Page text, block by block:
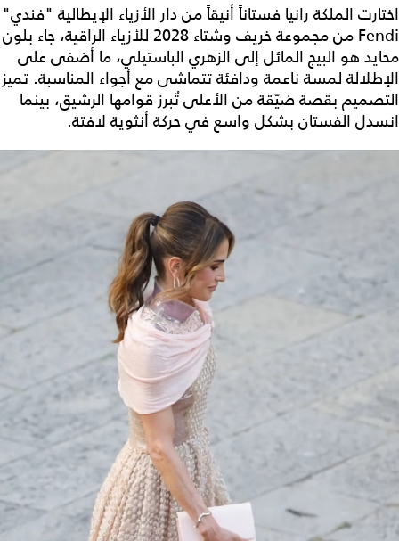
اختارت الملكة رانيا فستاناً أنيقاً من دار الأزياء الإيطالية "فندي"
Fendi من مجموعة خريف وشتاء 2028 للأزياء الراقية، جاء بلون
محايد هو البيج المائل إلى الزهري الباستيلي، ما أضفى على
الإطلالة لمسة ناعمة ودافئة تتماشى مع أجواء المناسبة. تميز
التصميم بقصة ضيّقة من الأعلى تُبرز قوامها الرشيق، بينما
انسدل الفستان بشكل واسع في حركة أنثوية لافتة.